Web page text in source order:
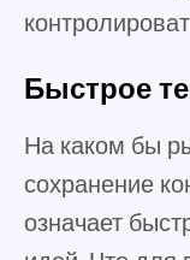
Быстрое
На каком бы
сохранение
означает